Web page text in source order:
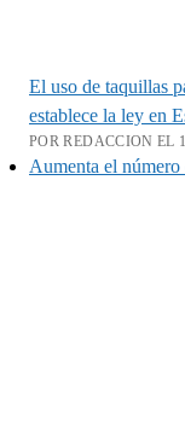
El uso de taquillas
establece la ley en
POR REDACCION EL
Aumenta el número